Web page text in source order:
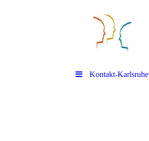
Kontakt-Karlsruhe